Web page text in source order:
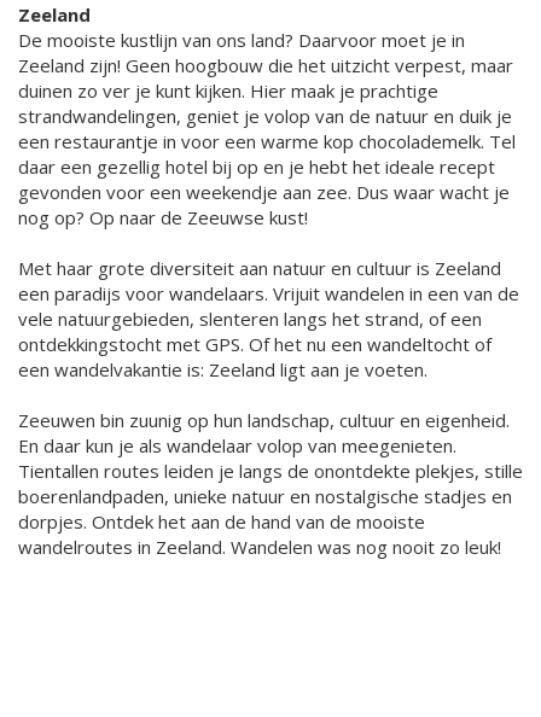
Zeeland
De mooiste kustlijn van ons land? Daarvoor moet je in
Zeeland zijn! Geen hoogbouw die het uitzicht verpest, maar
duinen zo ver je kunt kijken. Hier maak je prachtige
strandwandelingen, geniet je volop van de natuur en duik je
een restaurantje in voor een warme kop chocolademelk. Tel
daar een gezellig hotel bij op en je hebt het ideale recept
gevonden voor een weekendje aan zee. Dus waar wacht je
nog op? Op naar de Zeeuwse kust!
Met haar grote diversiteit aan natuur en cultuur is Zeeland
een paradijs voor wandelaars. Vrijuit wandelen in een van de
vele natuurgebieden, slenteren langs het strand, of een
ontdekkingstocht met GPS. Of het nu een wandeltocht of
een wandelvakantie is: Zeeland ligt aan je voeten.
Zeeuwen bin zuunig op hun landschap, cultuur en eigenheid.
En daar kun je als wandelaar volop van meegenieten.
Tientallen routes leiden je langs de onontdekte plekjes, stille
boerenlandpaden, unieke natuur en nostalgische stadjes en
dorpjes. Ontdek het aan de hand van de mooiste
wandelroutes in Zeeland. Wandelen was nog nooit zo leuk!